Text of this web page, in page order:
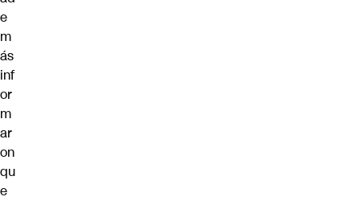
e
m
ás
inf
or
m
ar
on
qu
e